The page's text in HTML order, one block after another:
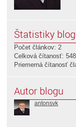
Štatistiky
Počet článkov: 2
Celková čítanosť:
Priemerná čítanosť
Autor blogu
antonsvk